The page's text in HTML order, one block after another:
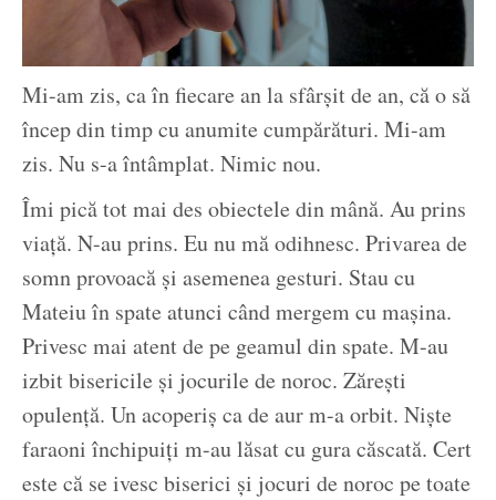
Mi-am zis, ca în fiecare an la sfârșit de an, că o să
încep din timp cu anumite cumpărături. Mi-am
zis. Nu s-a întâmplat. Nimic nou.
Îmi pică tot mai des obiectele din mână. Au prins
viață. N-au prins. Eu nu mă odihnesc. Privarea de
somn provoacă și asemenea gesturi. Stau cu
Mateiu în spate atunci când mergem cu mașina.
Privesc mai atent de pe geamul din spate. M-au
izbit bisericile și jocurile de noroc. Zărești
opulență. Un acoperiș ca de aur m-a orbit. Niște
faraoni închipuiți m-au lăsat cu gura căscată. Cert
este că se ivesc biserici și jocuri de noroc pe toate